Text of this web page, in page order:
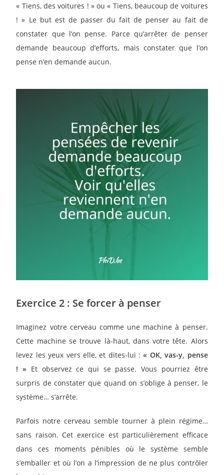
« Tiens, des voitures ! » ou « Tiens, beaucoup de voitures
! » Le but est de passer du fait de penser au fait de
constater que l’on pense. Parce qu’arrêter de penser
demande beaucoup d’efforts, mais constater que l’on
pense n’en demande aucun.
Exercice 2 : Se forcer à penser
Imaginez votre cerveau comme une machine à penser.
Cette machine se trouve là-haut, dans votre tête. Alors
levez les yeux vers elle, et dites-lui :« OK, vas-y, pense
! » Et observez ce qui se passe. Vous pourriez être
surpris de constater que quand on s’oblige à penser, le
système… s’arrête.
Parfois notre cerveau semble tourner à plein régime…
sans raison. Cet exercice est particulièrement efficace
dans ces moments pénibles où le système semble
s’emballer et où l’on a l’impression de ne plus contrôler